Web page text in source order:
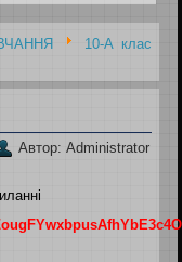
10-А клас
Автор: Administrator